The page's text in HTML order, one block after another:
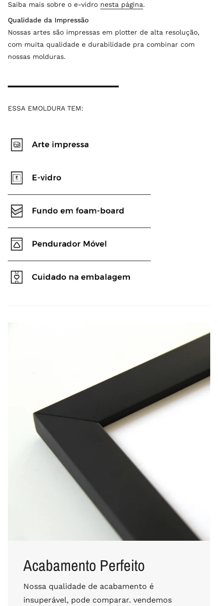
Saiba mais sobre o e-vidro nesta página.
Qualidade da Impressão
Nossas artes são impressas em plotter de alta resolução,
com muita qualidade e durabilidade pra combinar com
nossas molduras.
ESSA EMOLDURA TEM:
Acabamento Perfeito
Nossa qualidade de acabamento é
insuperável, pode comparar. vendemos